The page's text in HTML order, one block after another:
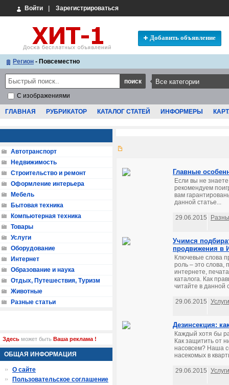
Войти Зарегистрироваться
Добавить объявление
Регион - Повсеместно
С изображениями
ГЛАВНАЯ РУБРИКАТОР КАТАЛОГ СТАТЕЙ ИНФОРМЕРЫ
Главные
Если вы не
рекомендуем
вам
данной статье...
29.06.2015
Учимся
продвижения в
Ключевые слова
роль – это
интернете,
каталога. Как
читайте в данной
29.06.2015 Услуги
Дезинсекция:
Каждый хотя бы
Как защитить от
насовсем? Наша
насекомых в
29.06.2015 Услуги
Автотранспорт
Недвижимость
Строительство и ремонт
Оформление интерьера
Мебель
Бытовая техника
Компьютерная техника
Товары
Услуги
Оборудование
Интернет
Образование и наука
Отдых, Путешествия, Туризм
Животные
Разные статьи
Здесь может быть Ваша реклама !
ОБЩАЯ ИНФОРМАЦИЯ
О сайте
Пользовательское соглашение